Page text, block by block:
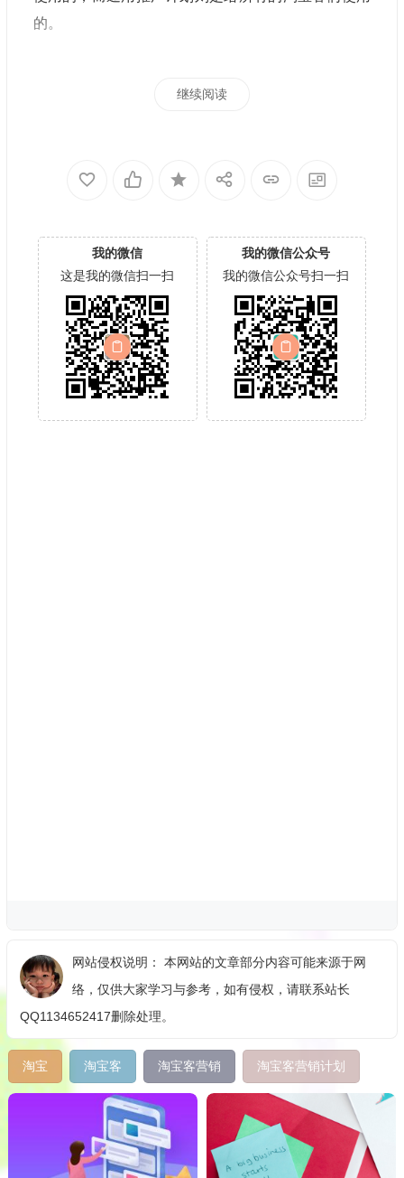
的。
继续阅读
我的微信
这是我的微信扫一扫
我的微信公众号
我的微信公众号扫一扫
网站侵权说明： 本网站的文章部分内容可能来源于网
络，仅供大家学习与参考，如有侵权，请联系站长
QQ1134652417删除处理。
淘宝 淘宝客 淘宝客营销 淘宝客营销计划